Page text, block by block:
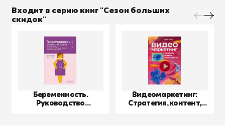
Входит в серию книг "Сезон больших
скидок"
Беременность.
Руководство
Видеомаркетинг:
Стратегия, контент,